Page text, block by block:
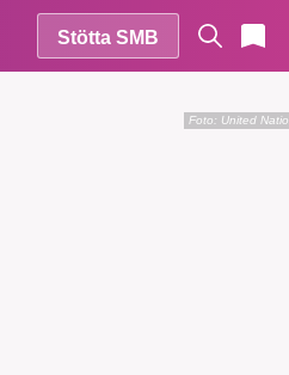
Stötta SMB
Foto: United